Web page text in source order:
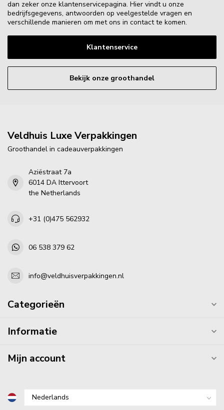
dan zeker onze klantenservicepagina. Hier vindt u onze
bedrijfsgegevens, antwoorden op veelgestelde vragen en
verschillende manieren om met ons in contact te komen.
Klantenservice
Bekijk onze groothandel
Veldhuis Luxe Verpakkingen
Groothandel in cadeauverpakkingen
Aziëstraat 7a
6014 DA Ittervoort
the Netherlands
+31 (0)475 562932
06 538 379 62
info@veldhuisverpakkingen.nl
Categorieën
Informatie
Mijn account